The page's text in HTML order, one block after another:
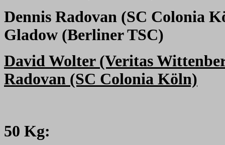
Dennis Radovan (SC Colonia
Gladow (Berliner TSC)
David Wolter (Veritas
Radovan (SC Colonia Köln)
50 Kg: